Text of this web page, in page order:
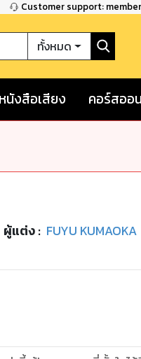
Customer support:
ทั้งหมด
หนังสือเสียง คอร์สออ
ผู้แต่ง : FUYU KUMAOKA